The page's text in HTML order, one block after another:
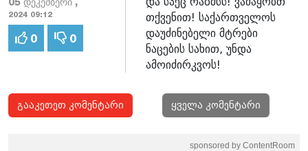
05 დეკემბერი ,
2024 09:12
0 0
თქვენით! საქართველოს
დაუძინებელი მტრები
ნაცების სახით, უნდა
ამოიძირკვოს!
გააკეთეთ კომენტარი ყველა კომენტარი
sponsored by ContentRoom